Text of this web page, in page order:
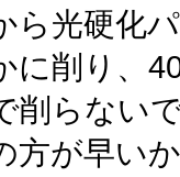
ら光硬化
に削り、
削らない
方が早い